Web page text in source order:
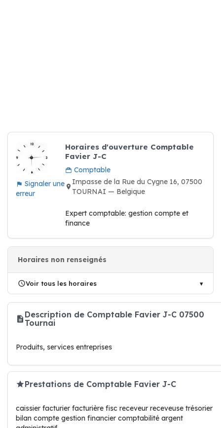
Signaler une
erreur
Horaires d'ouverture Comptable
Favier J-C
Comptable
Impasse de la Rue du Cygne 16, 07500
TOURNAI — Belgique
Expert comptable: gestion compte et
finance
Horaires non renseignés
Voir tous les horaires
Description de Comptable Favier J-C 07500
Tournai
Produits, services entreprises
Prestations de Comptable Favier J-C
caissier facturier facturière fisc receveur receveuse trésorier
bilan compte gestion financier comptabilité argent